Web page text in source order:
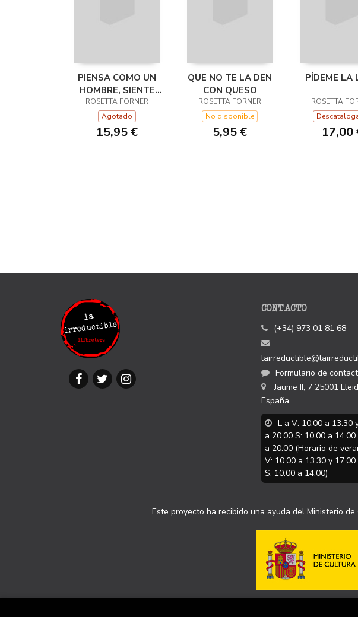
PIENSA COMO UN
HOMBRE, SIENTE
COMO UNA MUJER
ROSETTA FORNER
Agotado
15,95 €
QUE NO TE LA DEN
CON QUESO
ROSETTA FORNER
No disponible
5,95 €
PÍDEME LA
ROSETTA
17,00
CONTACTO
(+34) 973 01 81 68
Formulario de
Jaume II, 7 25001
España
L a V: 10.00 a 13.30
a 20.00 S: 10.00 a
a 20.00 (Horario de
V: 10.00 a 13.30 y 17.00
S: 10.00 a 14.00)
Este proyecto ha recibido una ayuda del Ministerio